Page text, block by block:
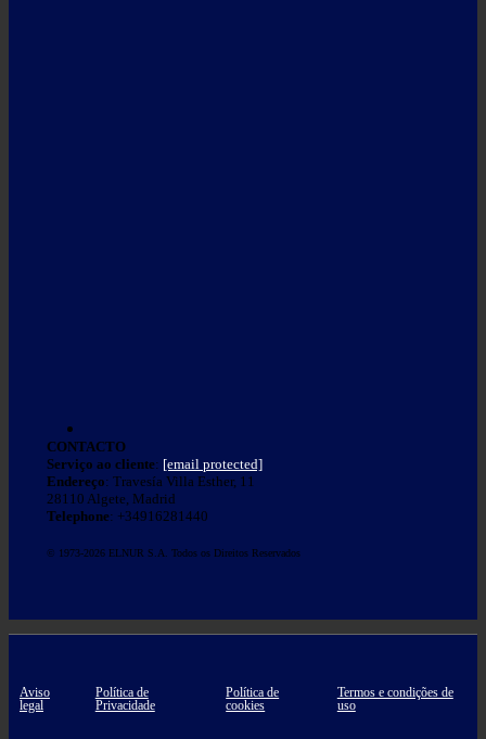
CONTACTO
Serviço ao cliente: [email protected]
Endereço: Travesía Villa Esther, 11
28110 Algete, Madrid
Telephone: +34916281440
© 1973-2026 ELNUR S.A. Todos os Direitos Reservados
Aviso
legal
Política de
Privacidade
Política de
cookies
Termos e condições de
uso